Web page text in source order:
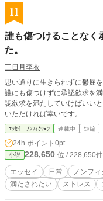
11
誰も傷つけることなく
た。
三日月李衣
思い通りに生きられずに鬱屈
誰にも傷つけずに承認欲求を
認欲求を満たしていけばいい
いただければ幸いです。
ｴｯｾｲ・ﾉﾝﾌｨｸｼｮﾝ 連載中 短編
24h.ポイント 0pt
小説 228,650 位 / 228,650件
エッセイ 日常 ノンフ
満たされたい
ストレス